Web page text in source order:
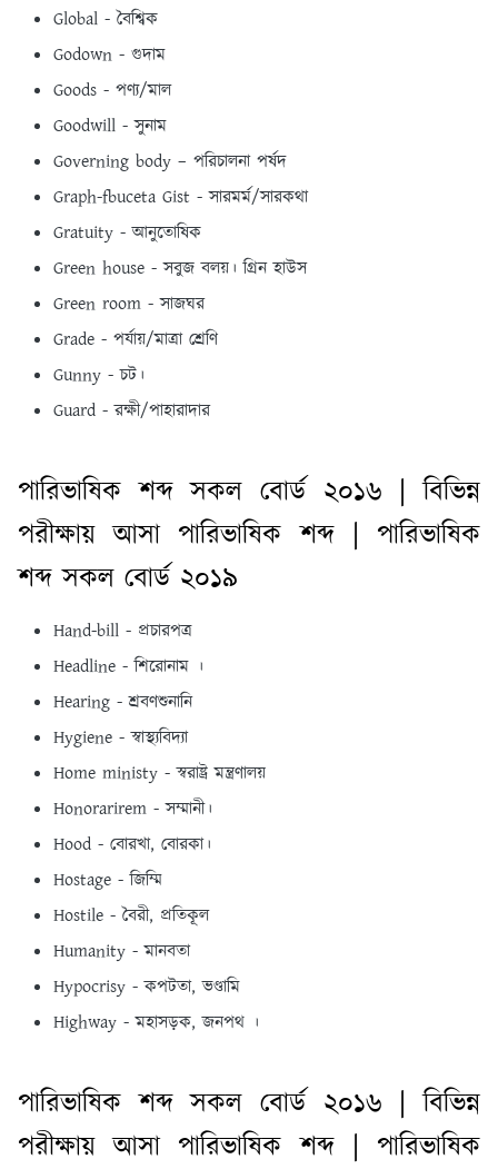
Global - বৈশ্বিক
Godown - গুদাম
Goods - পণ্য/মাল
Goodwill - সুনাম
Governing body – পরিচালনা পর্ষদ
Graph-fbuceta Gist - সারমর্ম/সারকথা
Gratuity - আনুতােষিক
Green house - সবুজ বলয়। গ্রিন হাউস
Green room - সাজঘর
Grade - পর্যায়/মাত্রা শ্রেণি
Gunny - চট।
Guard - রক্ষী/পাহারাদার
পারিভাষিক শব্দ সকল বোর্ড ২০১৬ | বিভিন্ন
পরীক্ষায় আসা পারিভাষিক শব্দ | পারিভাষিক
শব্দ সকল বোর্ড ২০১৯
Hand-bill - প্রচারপত্র
Headline - শিরােনাম ।
Hearing - শ্রবণশুনানি
Hygiene - স্বাস্থ্যবিদ্যা
Home ministy - স্বরাষ্ট্র মন্ত্রণালয়
Honorarirem - সম্মানী।
Hood - বােরখা, বােরকা।
Hostage - জিম্মি
Hostile - বৈরী, প্রতিকূল
Humanity - মানবতা
Hypocrisy - কপটতা, ভণ্ডামি
Highway - মহাসড়ক, জনপথ ।
পারিভাষিক শব্দ সকল বোর্ড ২০১৬ | বিভিন্ন
পরীক্ষায় আসা পারিভাষিক শব্দ | পারিভাষিক